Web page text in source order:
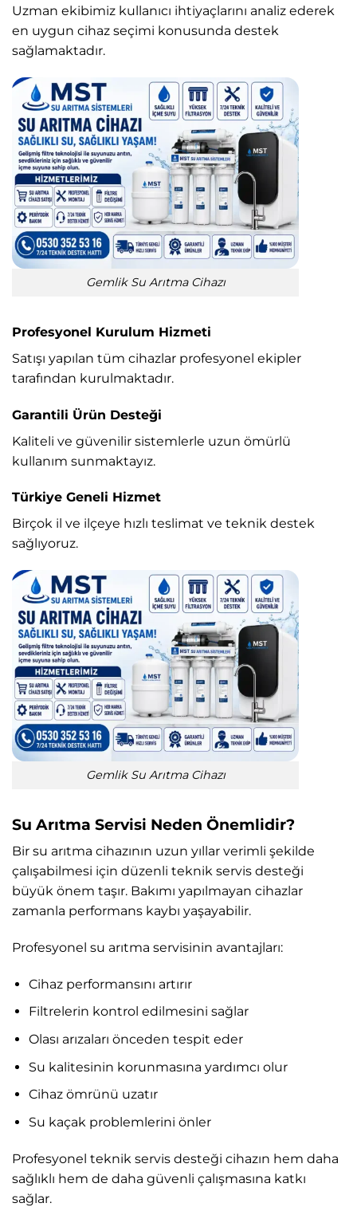
Uzman ekibimiz kullanıcı ihtiyaçlarını analiz ederek
en uygun cihaz seçimi konusunda destek
sağlamaktadır.
Gemlik Su Arıtma Cihazı
Profesyonel Kurulum Hizmeti
Satışı yapılan tüm cihazlar profesyonel ekipler
tarafından kurulmaktadır.
Garantili Ürün Desteği
Kaliteli ve güvenilir sistemlerle uzun ömürlü
kullanım sunmaktayız.
Türkiye Geneli Hizmet
Birçok il ve ilçeye hızlı teslimat ve teknik destek
sağlıyoruz.
Gemlik Su Arıtma Cihazı
Su Arıtma Servisi Neden Önemlidir?
Bir su arıtma cihazının uzun yıllar verimli şekilde
çalışabilmesi için düzenli teknik servis desteği
büyük önem taşır. Bakımı yapılmayan cihazlar
zamanla performans kaybı yaşayabilir.
Profesyonel su arıtma servisinin avantajları:
Cihaz performansını artırır
Filtrelerin kontrol edilmesini sağlar
Olası arızaları önceden tespit eder
Su kalitesinin korunmasına yardımcı olur
Cihaz ömrünü uzatır
Su kaçak problemlerini önler
Profesyonel teknik servis desteği cihazın hem daha
sağlıklı hem de daha güvenli çalışmasına katkı
sağlar.